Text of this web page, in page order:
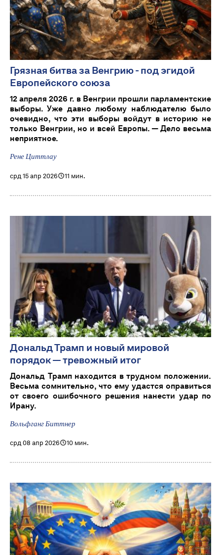
Грязная битва за Венгрию - под эгидой
Европейского союза
12 апреля 2026 г. в Венгрии прошли парламентские
выборы. Уже давно любому наблюдателю было
очевидно, что эти выборы войдут в историю не
только Венгрии, но и всей Европы. — Дело весьма
неприятное.
Рене Циттлау
срд 15 апр 2026 11 мин.
Дональд Трамп и новый мировой
порядок — тревожный итог
Дональд Трамп находится в трудном положении.
Весьма сомнительно, что ему удастся оправиться
от своего ошибочного решения нанести удар по
Ирану.
Вольфганг Биттнер
срд 08 апр 2026 10 мин.